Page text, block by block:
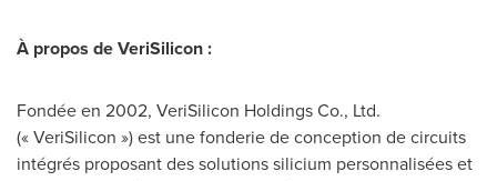
À propos de VeriSilicon:
Fondée en 2002, VeriSilicon Holdings Co., Ltd.
(« VeriSilicon ») est une fonderie de conception de circuits
intégrés proposant des solutions silicium personnalisées et